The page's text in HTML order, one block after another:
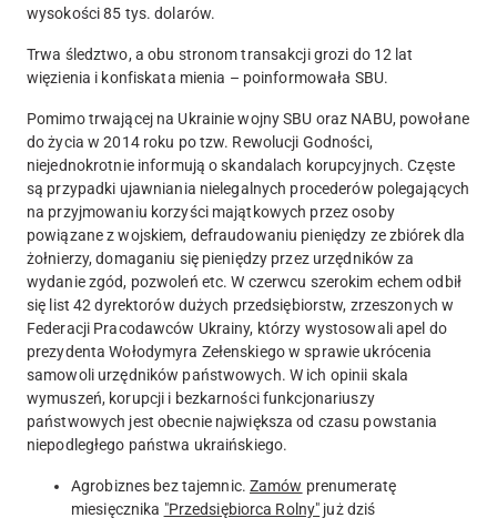
wysokości 85 tys. dolarów.
Trwa śledztwo, a obu stronom transakcji grozi do 12 lat
więzienia i konfiskata mienia – poinformowała SBU.
Pomimo trwającej na Ukrainie wojny SBU oraz NABU, powołane
do życia w 2014 roku po tzw. Rewolucji Godności,
niejednokrotnie informują o skandalach korupcyjnych. Częste
są przypadki ujawniania nielegalnych procederów polegających
na przyjmowaniu korzyści majątkowych przez osoby
powiązane z wojskiem, defraudowaniu pieniędzy ze zbiórek dla
żołnierzy, domaganiu się pieniędzy przez urzędników za
wydanie zgód, pozwoleń etc. W czerwcu szerokim echem odbił
się list 42 dyrektorów dużych przedsiębiorstw, zrzeszonych w
Federacji Pracodawców Ukrainy, którzy wystosowali apel do
prezydenta Wołodymyra Zełenskiego w sprawie ukrócenia
samowoli urzędników państwowych. W ich opinii skala
wymuszeń, korupcji i bezkarności funkcjonariuszy
państwowych jest obecnie największa od czasu powstania
niepodległego państwa ukraińskiego.
Agrobiznes bez tajemnic. Zamów prenumeratę
miesięcznika "Przedsiębiorca Rolny" już dziś